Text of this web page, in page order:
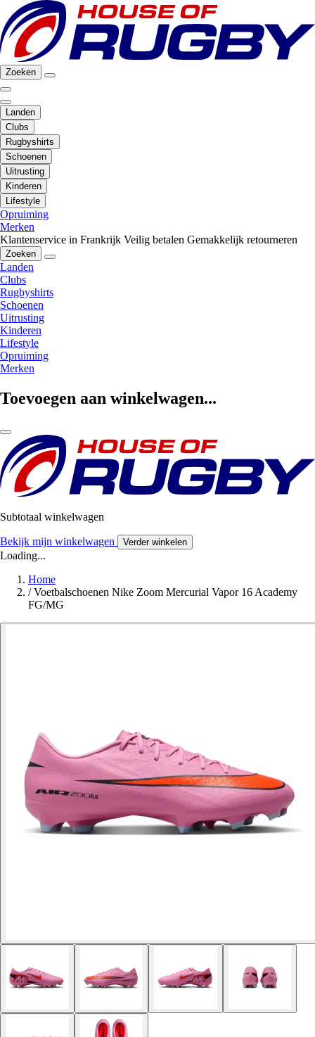
Zoeken
Landen
Clubs
Rugbyshirts
Schoenen
Uitrusting
Kinderen
Lifestyle
Opruiming
Merken
Klantenservice in Frankrijk Veilig betalen Gemakkelijk retourneren
Zoeken
Landen
Clubs
Rugbyshirts
Schoenen
Uitrusting
Kinderen
Lifestyle
Opruiming
Merken
Toevoegen aan winkelwagen...
Subtotaal winkelwagen
Bekijk mijn winkelwagen Verder winkelen
Loading...
Home
/ Voetbalschoenen Nike Zoom Mercurial Vapor 16 Academy
FG/MG